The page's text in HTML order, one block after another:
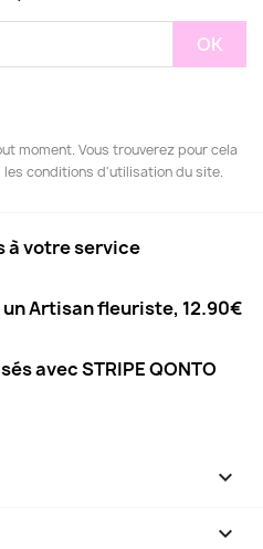
moment. Vous trouverez pour cela
conditions d'utilisation du site.
à votre service
Artisan fleuriste, 12.90€
avec STRIPE QONTO

